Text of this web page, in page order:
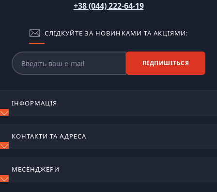
+38 (044) 222-64-19
СЛІДКУЙТЕ ЗА НОВИНКАМИ ТА АКЦІЯМИ:
ПІДПИШІТЬСЯ
ІНФОРМАЦІЯ
Відгуки
КОНТАКТИ ТА АДРЕСА
МЕСЕНДЖЕРИ